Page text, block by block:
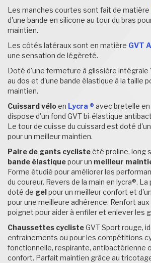
Les manches courtes sont fait de matière
d'une bande en silicone au tour du bras
maintien.
Les côtés latéraux sont en matière GVT
une sensation de légèreté.
Doté d'une fermeture à glissière intégrale
au dos et d'une bande élastique à la taille
maintien.
Cuissard véloen Lycra ® avec bretelle
dispose d'un fond GVT bi-élastique
Le tour de cuisse du cuissard est doté
pour un meilleur maintien.
Paire de gants cyclisteété proline, long
bande élastiquepour un meilleur
Forme étudié pour améliorer les
du coureur. Revers de la main en lycra®.
doté de gelpour un meilleur confort et d'un
pour une meilleure adhérence. Renfort
poignet pour aider à enfiler et enlever les
Chaussettes cyclisteGVT Sport rouge,
entrainements ou pour les compétitions
fonctionnelle, respirante, antibactérienne
confort. Parfait maintien grâce au